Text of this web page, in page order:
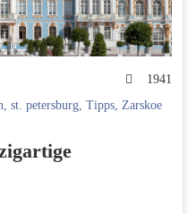
1941
, st. petersburg, Tipps, Zarskoe